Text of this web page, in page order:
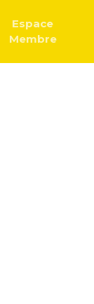
Espace
Membre